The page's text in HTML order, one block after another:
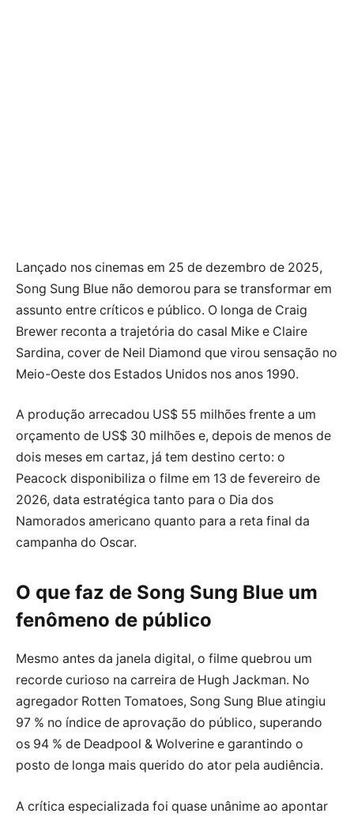
Lançado nos cinemas em 25 de dezembro de 2025,
Song Sung Blue não demorou para se transformar em
assunto entre críticos e público. O longa de Craig
Brewer reconta a trajetória do casal Mike e Claire
Sardina, cover de Neil Diamond que virou sensação no
Meio-Oeste dos Estados Unidos nos anos 1990.
A produção arrecadou US$ 55 milhões frente a um
orçamento de US$ 30 milhões e, depois de menos de
dois meses em cartaz, já tem destino certo: o
Peacock disponibiliza o filme em 13 de fevereiro de
2026, data estratégica tanto para o Dia dos
Namorados americano quanto para a reta final da
campanha do Oscar.
O que faz de Song Sung Blue um
fenômeno de público
Mesmo antes da janela digital, o filme quebrou um
recorde curioso na carreira de Hugh Jackman. No
agregador Rotten Tomatoes, Song Sung Blue atingiu
97 % no índice de aprovação do público, superando
os 94 % de Deadpool & Wolverine e garantindo o
posto de longa mais querido do ator pela audiência.
A crítica especializada foi quase unânime ao apontar